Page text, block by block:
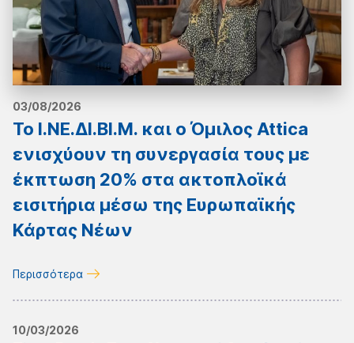
03/08/2026
Το Ι.ΝΕ.ΔΙ.ΒΙ.Μ. και o Όμιλος Attica
ενισχύουν τη συνεργασία τους με
έκπτωση 20% στα ακτοπλοϊκά
εισιτήρια μέσω της Ευρωπαϊκής
Κάρτας Νέων
Περισσότερα
10/03/2026